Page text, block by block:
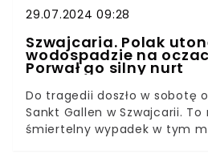
29.07.2024 09:28
Szwajcaria. Polak
wodospadzie na
Porwał go silny nurt
Do tragedii doszło w sobotę
Sankt Gallen w Szwajcarii. To
śmiertelny wypadek w tym